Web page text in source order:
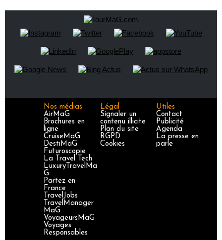
Nos médias
AirMaG
Brochures en
ligne
CruiseMaG
DestiMaG
Futuroscopie
La Travel Tech
LuxuryTravelMa
G
Partez en
France
TravelJobs
TravelManager
MaG
VoyageursMaG
Voyages
Responsables
Légal
Signaler un
contenu illicite
Plan du site
RGPD
Cookies
Utiles
Contact
Publicité
Agenda
La presse en
parle